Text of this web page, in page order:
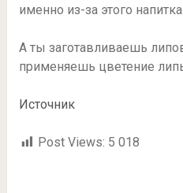
именно из-за этого напитка.
А ты заготавливаешь
применяешь цветение
Источник
Post Views: 5 018